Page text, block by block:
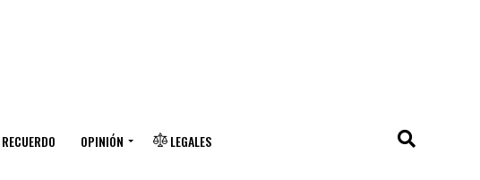
RECUERDO OPINIÓN LEGALES